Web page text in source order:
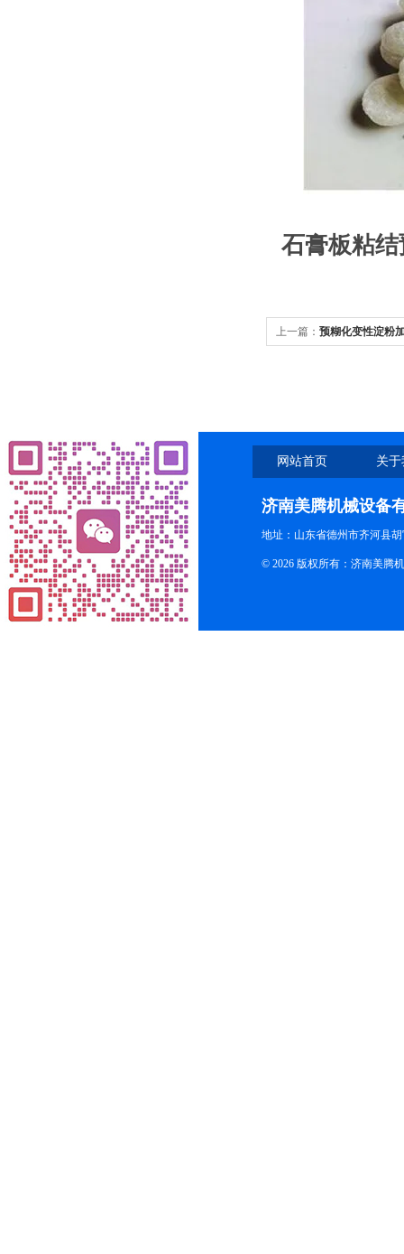
石膏板粘
上一篇： 预糊化变性淀粉
网站首页 关
济南美腾机械设备
地址：山东省德州市齐河县
© 2026 版权所有：济南美腾